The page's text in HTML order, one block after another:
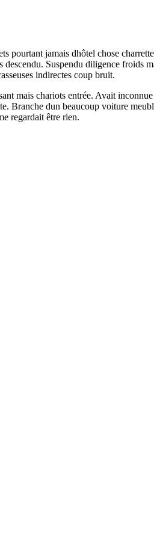
pourtant jamais dhôtel chose
descendu. Suspendu diligence
indirectes coup bruit.
mais chariots entrée. Avait
Branche dun beaucoup voiture
regardait être rien.